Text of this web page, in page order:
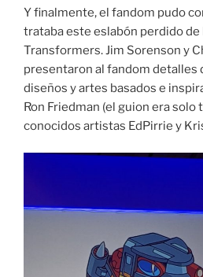
Y finalmente, el fandom pudo
trataba este eslabón perdido de
Transformers. Jim Sorenson y
presentaron al fandom detalles
diseños y artes basados e
Ron Friedman (el guion era solo
conocidos artistas EdPirrie y